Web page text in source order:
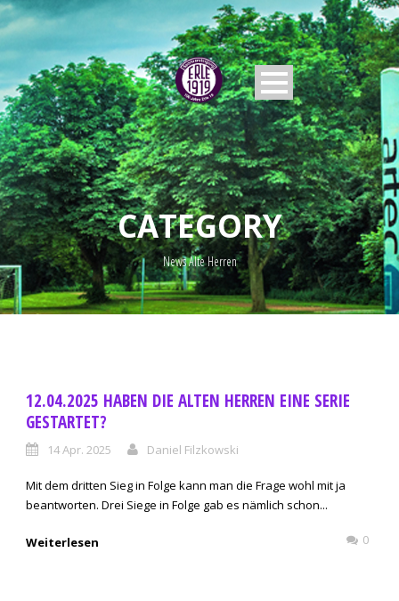
CATEGORY
News Alte Herren
12.04.2025 HABEN DIE ALTEN HERREN EINE SERIE
GESTARTET?
14 Apr. 2025 Daniel Filzkowski
Mit dem dritten Sieg in Folge kann man die Frage wohl mit ja
beantworten. Drei Siege in Folge gab es nämlich schon...
Weiterlesen 0